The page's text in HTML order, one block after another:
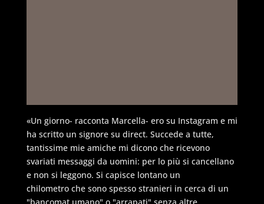
«Un giorno- racconta Marcella- ero su Instagram e mi
ha scritto un signore su direct. Succede a tutte,
tantissime mie amiche mi dicono che ricevono
svariati messaggi da uomini: per lo più si cancellano
e non si leggono. Si capisce lontano un
chilometro che sono spesso stranieri in cerca di un
"bancomat umano" o "arrapati" senza altre